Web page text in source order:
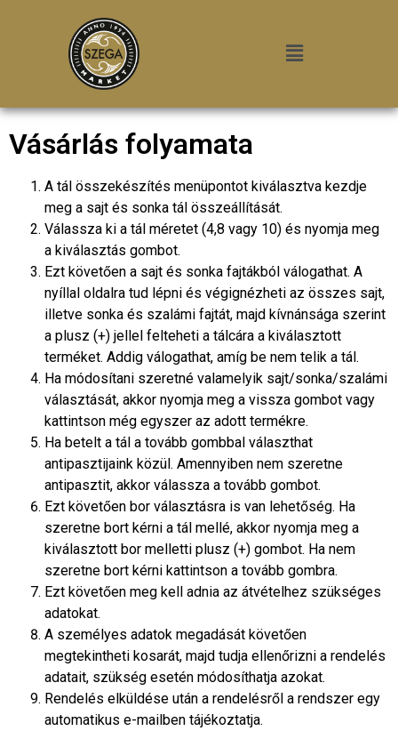
Vásárlás folyamata
A tál összekészítés menüpontot kiválasztva kezdje
meg a sajt és sonka tál összeállítását.
Válassza ki a tál méretet (4,8 vagy 10) és nyomja meg
a kiválasztás gombot.
Ezt követően a sajt és sonka fajtákból válogathat. A
nyíllal oldalra tud lépni és végignézheti az összes sajt,
illetve sonka és szalámi fajtát, majd kívnánsága szerint
a plusz (+) jellel felteheti a tálcára a kiválasztott
terméket. Addig válogathat, amíg be nem telik a tál.
Ha módosítani szeretné valamelyik sajt/sonka/szalámi
választását, akkor nyomja meg a vissza gombot vagy
kattintson még egyszer az adott termékre.
Ha betelt a tál a tovább gombbal választhat
antipasztijaink közül. Amennyiben nem szeretne
antipasztit, akkor válassza a tovább gombot.
Ezt követően bor választásra is van lehetőség. Ha
szeretne bort kérni a tál mellé, akkor nyomja meg a
kiválasztott bor melletti plusz (+) gombot. Ha nem
szeretne bort kérni kattintson a tovább gombra.
Ezt követően meg kell adnia az átvételhez szükséges
adatokat.
A személyes adatok megadását követően
megtekintheti kosarát, majd tudja ellenőrizni a rendelés
adatait, szükség esetén módosíthatja azokat.
Rendelés elküldése után a rendelésről a rendszer egy
automatikus e-mailben tájékoztatja.